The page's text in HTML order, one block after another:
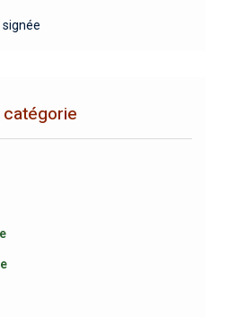
signée